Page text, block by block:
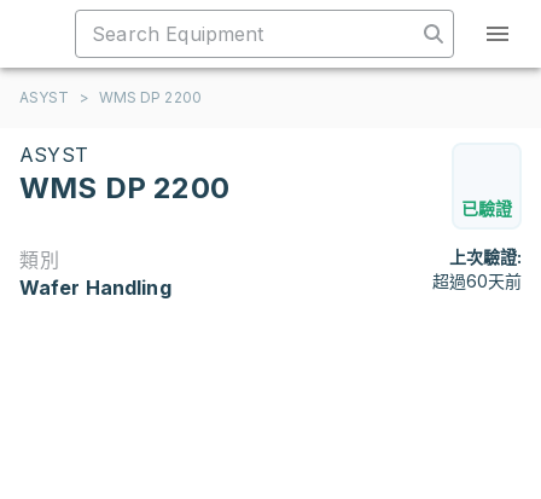
ASYST > WMS DP 2200
ASYST
WMS DP 2200
已驗證
類別
Wafer Handling
上次驗證:
超過60天前